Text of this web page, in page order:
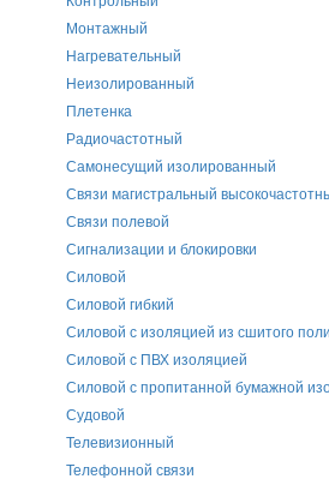
Монтажный
Нагревательный
Неизолированный
Плетенка
Радиочастотный
Самонесущий изолированный
Связи магистральный
Связи полевой
Сигнализации и блокировки
Силовой
Силовой гибкий
Силовой с изоляцией из сшитого
Силовой с ПВХ изоляцией
Силовой с пропитанной бумажной
Судовой
Телевизионный
Телефонной связи